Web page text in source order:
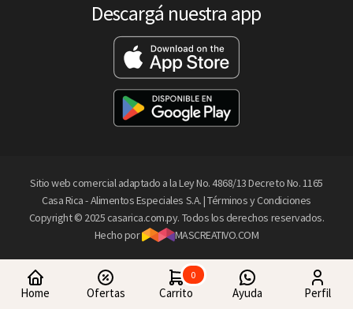
Home Ofertas Carrito
0
Ayuda Perfil
Descargá nuestra app
Sitio web comercial adaptado a la Ley No. 4868/13 Decreto No. 1165
Casa Rica - Alimentos Especiales S.A. |Términos y Condiciones
Copyright © 2025 casarica.com.py. Todos los derechos reservados.
Hecho por
MASCREATIVO.COM